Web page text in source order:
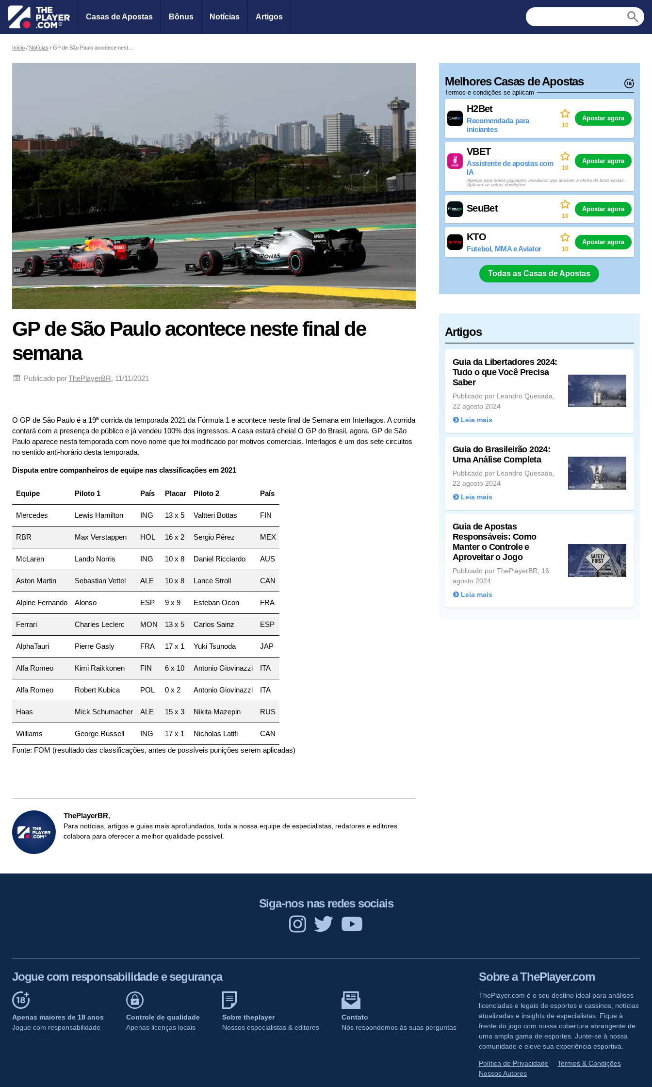
Casas de Apostas Bônus Notícias Artigos
Início Notícias GP de São Paulo acontece neste final de semana
GP de São Paulo acontece neste final de
semana
Publicado por ThePlayerBR, 11/11/2021
O GP de São Paulo é a 19ª corrida da temporada 2021 da Fórmula 1 e acontece neste final de Semana em Interlagos. A corrida
contará com a presença de público e já vendeu 100% dos ingressos. A casa estará cheia! O GP do Brasil, agora, GP de São
Paulo aparece nesta temporada com novo nome que foi modificado por motivos comerciais. Interlagos é um dos sete circuitos
no sentido anti-horário desta temporada.
Disputa entre companheiros de equipe nas classificações em 2021
Equipe Piloto 1 País Placar Piloto 2 País
Mercedes Lewis Hamilton ING 13 x 5 Valtteri Bottas FIN
RBR Max Verstappen HOL 16 x 2 Sergio Pérez MEX
McLaren Lando Norris ING 10 x 8 Daniel Ricciardo AUS
Aston Martin Sebastian Vettel ALE 10 x 8 Lance Stroll CAN
Alpine Fernando Alonso ESP 9 x 9 Esteban Ocon FRA
Ferrari Charles Leclerc MON 13 x 5 Carlos Sainz ESP
AlphaTauri Pierre Gasly FRA 17 x 1 Yuki Tsunoda JAP
Alfa Romeo Kimi Raikkonen FIN 6 x 10 Antonio Giovinazzi ITA
Alfa Romeo Robert Kubica POL 0 x 2 Antonio Giovinazzi ITA
Haas Mick Schumacher ALE 15 x 3 Nikita Mazepin RUS
Williams George Russell ING 17 x 1 Nicholas Latifi
CAN
Fonte: FOM (resultado das classificações, antes de possíveis punições serem aplicadas)
ThePlayerBR
Para notícias, artigos e guias mais aprofundados, toda a nossa equipe de especialistas, redatores e editores
colabora para oferecer a melhor qualidade possível.
Melhores Casas de Apostas
Termos e condições se aplicam
H2Bet
Recomendada para
iniciantes
10
Apostar agora
VBET
Assistente de apostas com
IA
10
Apostar agora
Apenas para novos jogadores brasileiros que aceitam a oferta de boas-vindas.
Aplicam-se outras condições.
SeuBet
10
Apostar agora
KTO
Futebol, MMA e Aviator 10
Apostar agora
Todas as Casas de Apostas
Artigos
Guia da Libertadores 2024:
Tudo o que Você Precisa
Saber
Publicado por Leandro Quesada,
22 agosto 2024
Leia mais
Guia do Brasileirão 2024:
Uma Análise Completa
Publicado por Leandro Quesada,
22 agosto 2024
Leia mais
Guia de Apostas
Responsáveis: Como
Manter o Controle e
Aproveitar o Jogo
Publicado por ThePlayerBR, 16
agosto 2024
Leia mais
Siga-nos nas redes sociais
Jogue com responsabilidade e segurança
Apenas maiores de 18 anos
Jogue com responsabilidade
Controle de qualidade
Apenas licenças locais
Sobre theplayer
Nossos especialistas & editores
Contato
Nós respondemos às suas perguntas
Sobre a ThePlayer.com
ThePlayer.com é o seu destino ideal para análises
licenciadas e legais de esportes e cassinos, notícias
atualizadas e insights de especialistas. Fique à
frente do jogo com nossa cobertura abrangente de
uma ampla gama de esportes. Junte-se à nossa
comunidade e eleve sua experiência esportiva.
Política de Privacidade
Termos & Condições
Nossos Autores